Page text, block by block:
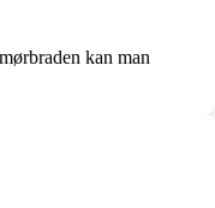
kan man